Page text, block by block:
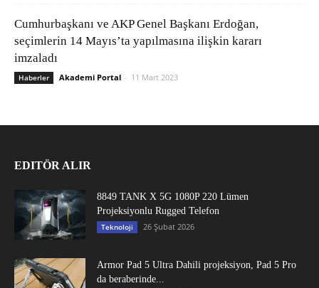
Cumhurbaşkanı ve AKP Genel Başkanı Erdoğan,
seçimlerin 14 Mayıs’ta yapılmasına ilişkin kararı
imzaladı
Haberler Akademi Portal - 11 Mart 2023
EDITÖR ALIR
8849 TANK X 5G 1080P 220 Lümen
Projeksiyonlu Rugged Telefon
Teknoloji 26 Şubat 2026
Armor Pad 5 Ultra Dahili projeksiyon, Pad 5 Pro
da beraberinde...